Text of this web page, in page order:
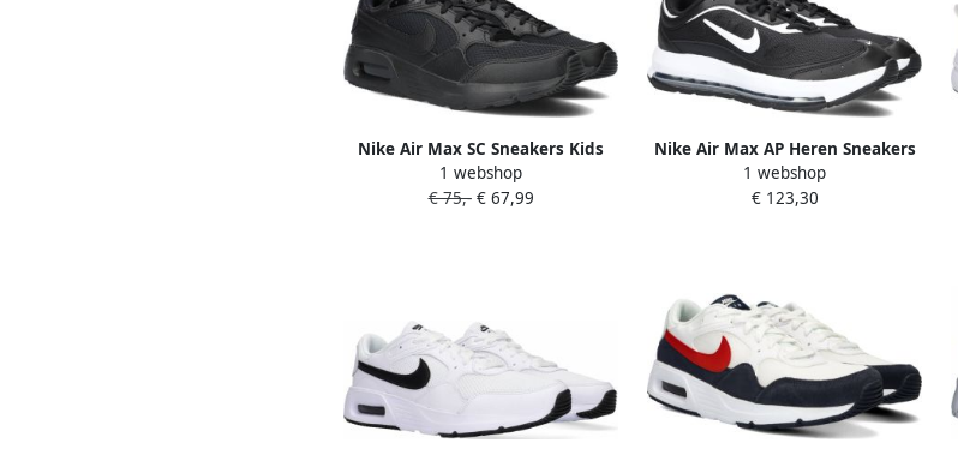
Nike Air Max SC Sneakers Kids
Zwart Transparant
1 webshop
€ 75,-€ 67,99
Nike Air Max AP Heren Sneakers
Schoenen Sportschoenen Zwart
CU4826
1 webshop
€ 123,30